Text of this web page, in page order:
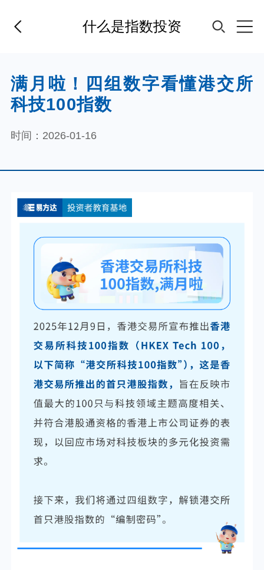
什么是指数投资
首页
基金经理
个人养老金
投资顾问
关于我们
我的账户
客服中心
English
满月啦！四组数字看懂港交所
科技100指数
时间：2026-01-16